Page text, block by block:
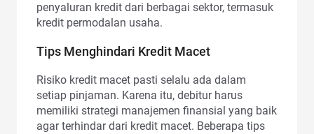
penyaluran kredit dari berbagai sektor, termasuk
kredit permodalan usaha.
Tips Menghindari Kredit Macet
Risiko kredit macet pasti selalu ada dalam
setiap pinjaman. Karena itu, debitur harus
memiliki strategi manajemen finansial yang baik
agar terhindar dari kredit macet. Beberapa tips